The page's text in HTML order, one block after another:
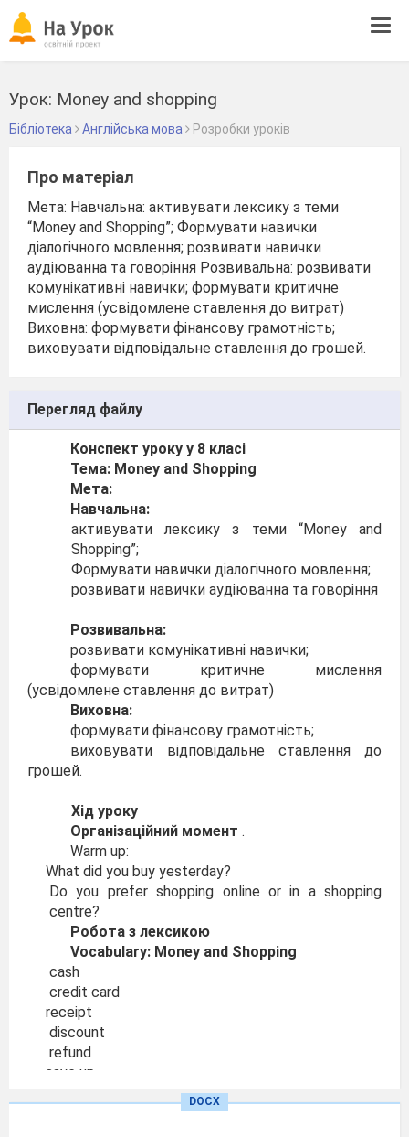
Урок: Money and shopping
Бібліотека Англійська мова Розробки уроків
Про матеріал
Мета: Навчальна: активувати лексику з теми
“Money and Shopping”; Формувати навички
діалогічного мовлення; розвивати навички
аудіюванна та говоріння Розвивальна: розвивати
комунікативні навички; формувати критичне
мислення (усвідомлене ставлення до витрат)
Виховна: формувати фінансову грамотність;
виховувати відповідальне ставлення до грошей.
Перегляд файлу
Конспект уроку у 8 класі
Тема: Money and Shopping
Мета:
Навчальна:
активувати лексику з теми “Money and
Shopping”;
Формувати навички діалогічного мовлення;
розвивати навички аудіюванна та говоріння
Розвивальна:
розвивати комунікативні навички;
формувати критичне мислення
(усвідомлене ставлення до витрат)
Виховна:
формувати фінансову грамотність;
виховувати відповідальне ставлення до
грошей.
Хід уроку
Організаційний момент.
Warm up:
What did you buy yesterday?
Do you prefer shopping online or in a shopping
centre?
Робота з лексикою
Vocabulary: Money and Shopping
cash
credit card
receipt
discount
refund
save up
DOCX